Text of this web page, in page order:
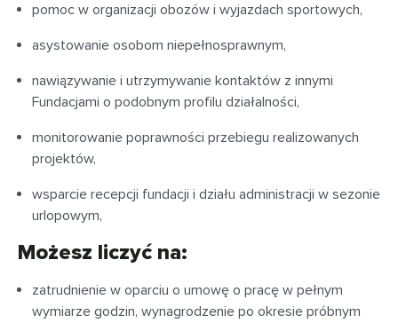
pomoc w organizacji obozów i wyjazdach sportowych,
asystowanie osobom niepełnosprawnym,
nawiązywanie i utrzymywanie kontaktów z innymi
Fundacjami o podobnym profilu działalności,
monitorowanie poprawności przebiegu realizowanych
projektów,
wsparcie recepcji fundacji i działu administracji w sezonie
urlopowym,
Możesz liczyć na:
zatrudnienie w oparciu o umowę o pracę w pełnym
wymiarze godzin, wynagrodzenie po okresie próbnym